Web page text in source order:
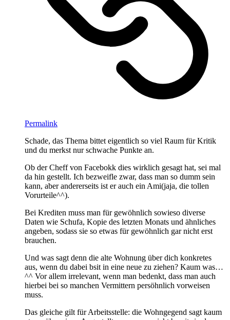
Permalink
Schade, das Thema bittet eigentlich so viel Raum für Kritik
und du merkst nur schwache Punkte an.
Ob der Cheff von Facebokk dies wirklich gesagt hat, sei mal
da hin gestellt. Ich bezweifle zwar, dass man so dumm sein
kann, aber andererseits ist er auch ein Ami(jaja, die tollen
Vorurteile^^).
Bei Krediten muss man für gewöhnlich sowieso diverse
Daten wie Schufa, Kopie des letzten Monats und ähnliches
angeben, sodass sie so etwas für gewöhnlich gar nicht erst
brauchen.
Und was sagt denn die alte Wohnung über dich konkretes
aus, wenn du dabei bsit in eine neue zu ziehen? Kaum was…
^^ Vor allem irrelevant, wenn man bedenkt, dass man auch
hierbei bei so manchen Vermittern persöhnlich vorweisen
muss.
Das gleiche gilt für Arbeitsstelle: die Wohngegend sagt kaum